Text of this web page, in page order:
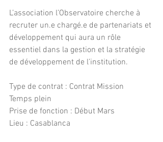
L’association l’Observatoire cherche à
recruter un.e chargé.e de partenariats et
développement qui aura un rôle
essentiel dans la gestion et la stratégie
de développement de l’institution.
Type de contrat : Contrat Mission
Temps plein
Prise de fonction : Début Mars
Lieu : Casablanca